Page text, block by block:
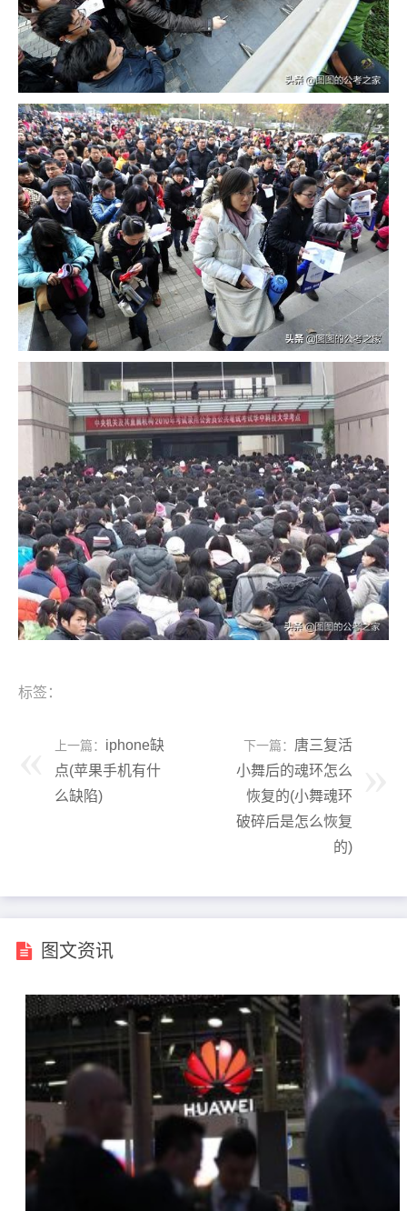
标签：
上一篇： iphone缺
点(苹果手机有什
么缺陷)
下一篇： 唐三复活
小舞后的魂环怎么
恢复的(小舞魂环
破碎后是怎么恢复
的)
图文资讯